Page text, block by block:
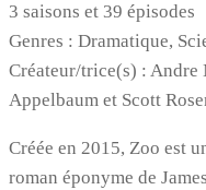
3 saisons et 39 épisodes
Genres : Dramatique,
Créateur/trice(s) : Andre
Appelbaum et Scott
Créée en 2015, Zoo est
roman éponyme de